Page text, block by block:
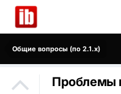
Общие вопросы (по 2.1.x)
Проблемы